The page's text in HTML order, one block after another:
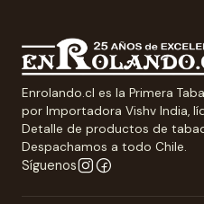
Enrolando.cl es la Primera
por Importadora Vishv India,
Detalle de productos de
Despachamos a todo Chile.
Síguenos